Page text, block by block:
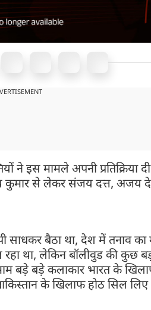
ने इस मामले अपनी प्रतिक्रिया
कुमार से लेकर संजय दत्त, अजय
साधकर बैठा था, देश में तनाव
था, लेकिन बॉलीवुड की कुछ
बड़े बड़े कलाकार भारत के
के खिलाफ होठ सिल